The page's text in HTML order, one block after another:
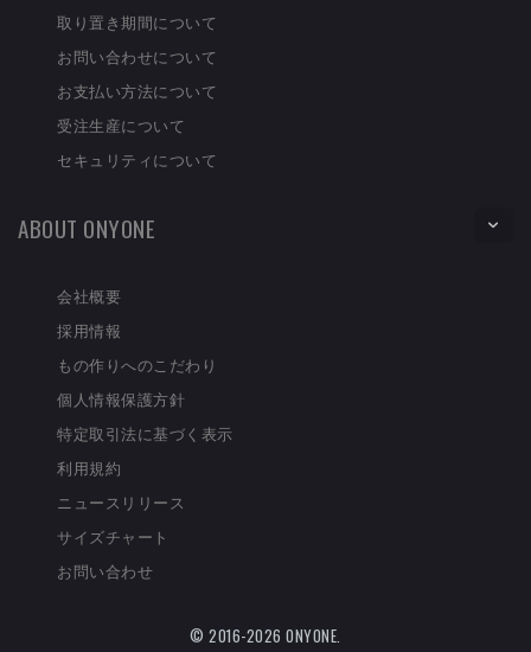
取り置き期間について
お問い合わせについて
お支払い方法について
受注生産について
セキュリティについて
ABOUT ONYONE
会社概要
採用情報
もの作りへのこだわり
個人情報保護方針
特定取引法に基づく表示
利用規約
ニュースリリース
サイズチャート
お問い合わせ
© 2016-2026 ONYONE.